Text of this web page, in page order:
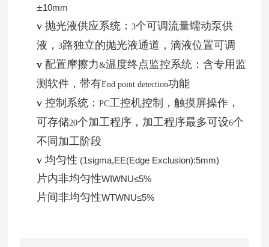
±10mm
v抛光液供应系统：3个可调流量蠕动泵供
液，3路独立的抛光液通道，滴液位置可调
v配置摩擦力&温度终点监控系统：含专用监
测软件，带有End point detection功能
v控制系统：PC工控机控制，触摸屏操作，
可存储20个加工程序 ，加工程序最多可设6个
不同加工阶段
v均匀性 (1sigma,EE(Edge Exclusion):5mm)
片内非均匀性WIWNU≤5%
片间非均匀性WTWNU≤5%